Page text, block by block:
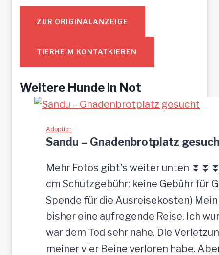
ZUR ORIGINALANZEIGE
TIERHEIM KONTATKIEREN
Weitere Hunde in Not
Adoption
Sandu – Gnadenbrotplatz
Mehr Fotos gibt’s weiter unten
cm Schutzgebühr: keine Gebühr für
Spende für die Ausreisekosten)
bisher eine aufregende Reise. Ich
war dem Tod sehr nahe. Die
meiner vier Beine verloren habe.